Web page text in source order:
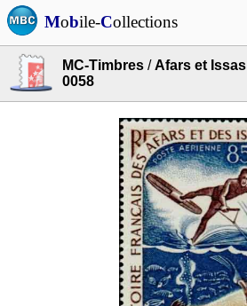
Mobile-Collections
MC-Timbres /Afars et Issas
0058